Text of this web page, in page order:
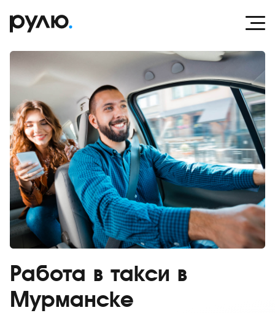
Работа в такси в
Мурманске